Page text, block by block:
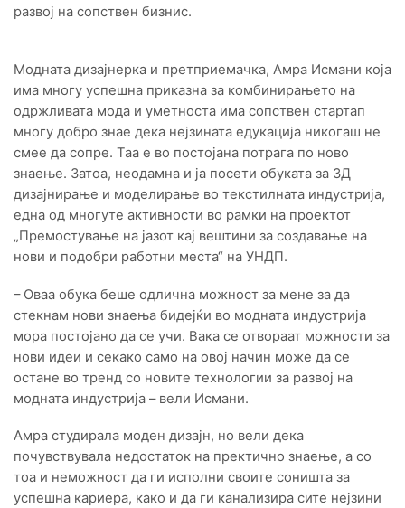
развој на сопствен бизнис.
Модната дизајнерка и претприемачка, Амра Исмани која
има многу успешна приказна за комбинирањето на
одржливата мода и уметноста има сопствен стартап
многу добро знае дека нејзината едукација никогаш не
смее да сопре. Таа е во постојана потрага по ново
знаење. Затоа, неодамна и ја посети обуката за 3Д
дизајнирање и моделирање во текстилната индустрија,
една од многуте активности во рамки на проектот
„Премостување на јазот кај вештини за создавање на
нови и подобри работни места“ на УНДП.
– Оваа обука беше одлична можност за мене за да
стекнам нови знаења бидејќи во модната индустрија
мора постојано да се учи. Вака се отвораат можности за
нови идеи и секако само на овој начин може да се
остане во тренд со новите технологии за развој на
модната индустрија – вели Исмани.
Амра студирала моден дизајн, но вели дека
почувствувала недостаток на пректично знаење, а со
тоа и неможност да ги исполни своите соништа за
успешна кариера, како и да ги канализира сите нејзини